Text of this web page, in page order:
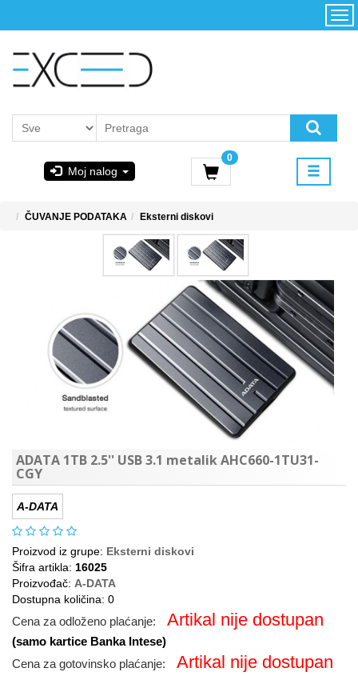
Moj nalog
0
Početna
korišćenja i
PoweredByAsus
MICROSOFT
ČUVANJE PODATAKA Eksterni diskovi
ADATA 1TB 2.5'' USB 3.1 metalik AHC660-1TU31-
CGY
A-DATA
Proizvod iz grupe: Eksterni diskovi
Šifra artikla: 16025
Proizvođač: A-DATA
Dostupna količina: 0
Cena za odloženo plaćanje: Artikal nije dostupan
(samo kartice Banka Intese)
Cena za gotovinsko plaćanje:
Artikal nije dostupan